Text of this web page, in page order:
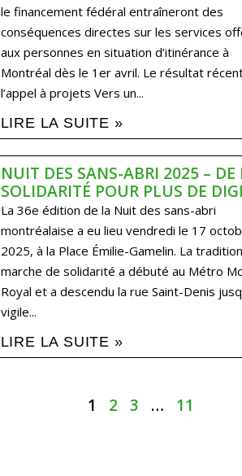
le financement fédéral entraîneront des
conséquences directes sur les services
aux personnes en situation d’itinérance à
Montréal dès le 1er avril. Le résultat
l’appel à projets Vers un...
LIRE LA SUITE »
NUIT DES SANS-ABRI 2025 – DE
SOLIDARITÉ POUR PLUS DE
La 36e édition de la Nuit des sans-abri
montréalaise a eu lieu vendredi le 17
2025, à la Place Émilie-Gamelin. La
marche de solidarité a débuté au Métro
Royal et a descendu la rue Saint-Denis
vigile...
LIRE LA SUITE »
1 2 3 … 11